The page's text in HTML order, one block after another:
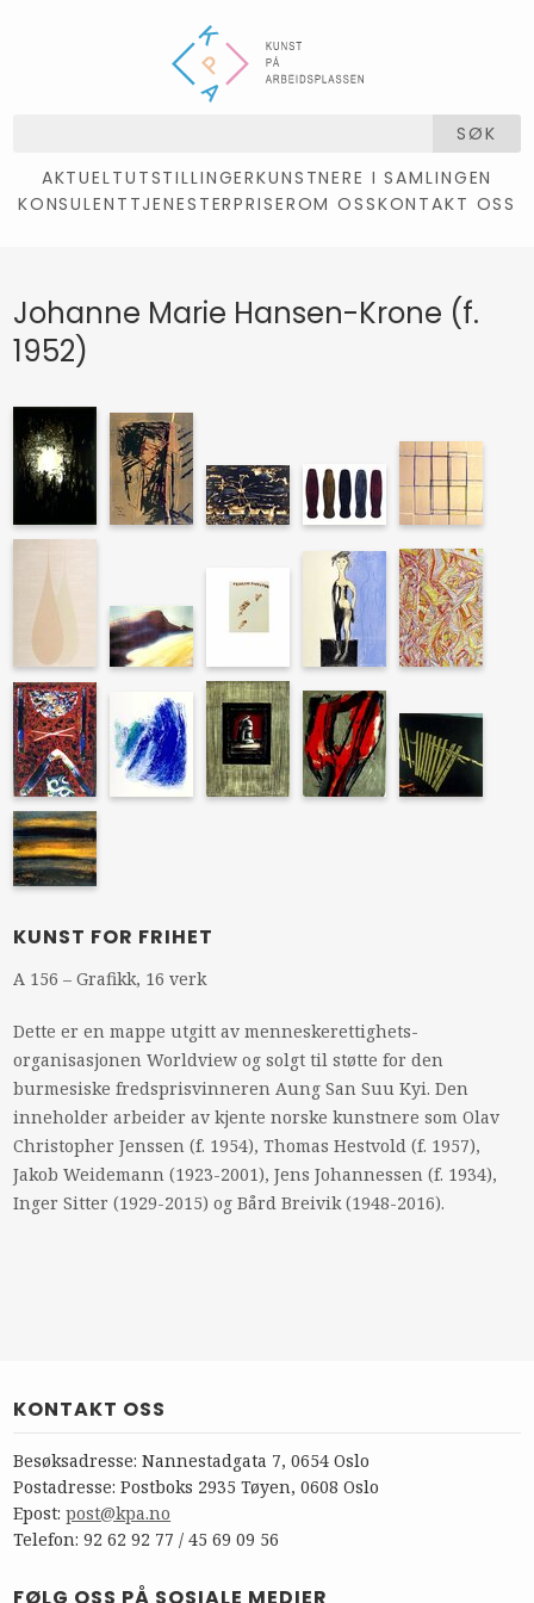
SØK
AKTUELTUTSTILLINGERKUNSTNERE I SAMLINGEN
KONSULENTTJENESTERPRISEROM OSSKONTAKT OSS
Johanne Marie Hansen-Krone (f.
1952)
KUNST FOR FRIHET
A 156 – Grafikk, 16 verk
Dette er en mappe utgitt av menneskerettighets-
organisasjonen Worldview og solgt til støtte for den
burmesiske fredsprisvinneren Aung San Suu Kyi. Den
inneholder arbeider av kjente norske kunstnere som Olav
Christopher Jenssen (f. 1954), Thomas Hestvold (f. 1957),
Jakob Weidemann (1923-2001), Jens Johannessen (f. 1934),
Inger Sitter (1929-2015) og Bård Breivik (1948-2016).
KONTAKT OSS
Besøksadresse: Nannestadgata 7, 0654 Oslo
Postadresse: Postboks 2935 Tøyen, 0608 Oslo
Epost:post@kpa.no
Telefon: 92 62 92 77 / 45 69 09 56